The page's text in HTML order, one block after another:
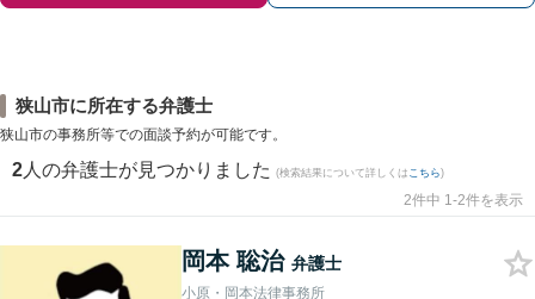
狭山市に所在する弁護士
狭山市の事務所等での面談予約が可能です。
2 人の弁護士が見つかりました (検索結果について詳しくは こちら)
2件中 1-2件を表示
岡本 聡治 弁護士
小原・岡本法律事務所